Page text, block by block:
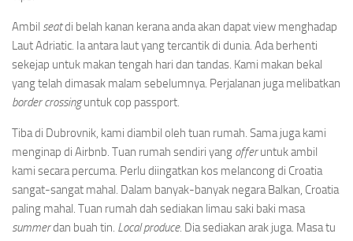
Ambil seatdi belah kanan kerana anda akan dapat view menghadap
Laut Adriatic. Ia antara laut yang tercantik di dunia. Ada berhenti
sekejap untuk makan tengah hari dan tandas. Kami makan bekal
yang telah dimasak malam sebelumnya. Perjalanan juga melibatkan
border crossinguntuk cop passport.
Tiba di Dubrovnik, kami diambil oleh tuan rumah. Sama juga kami
menginap di Airbnb. Tuan rumah sendiri yang offeruntuk ambil
kami secara percuma. Perlu diingatkan kos melancong di Croatia
sangat-sangat mahal. Dalam banyak-banyak negara Balkan, Croatia
paling mahal. Tuan rumah dah sediakan limau saki baki masa
summerdan buah tin. Local produce. Dia sediakan arak juga. Masa tu